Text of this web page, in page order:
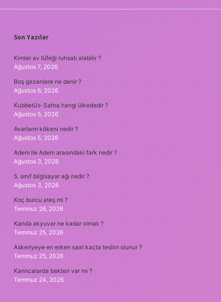
SIDEBAR
Son Yazılar
Kimler av tüfeği ruhsatı alabilir ?
Ağustos 7, 2026
Boş gezenlere ne denir ?
Ağustos 6, 2026
Kubbetü’s-Sahra hangi ülkededir ?
Ağustos 5, 2026
Avarların kökeni nedir ?
Ağustos 5, 2026
Adem ile Adem arasındaki fark nedir ?
Ağustos 3, 2026
5. sınıf bilgisayar ağı nedir ?
Ağustos 3, 2026
Koç burcu ateş mi ?
Temmuz 26, 2026
Kanda akyuvar ne kadar olmalı ?
Temmuz 25, 2026
Askeriyeye en erken saat kaçta teslim olunur ?
Temmuz 25, 2026
Karıncalarda bakteri var mı ?
Temmuz 24, 2026